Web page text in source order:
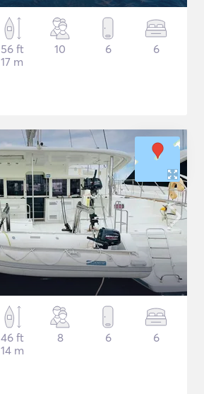
56 ft
17 m
10 6 6
46 ft
14 m
8 6 6